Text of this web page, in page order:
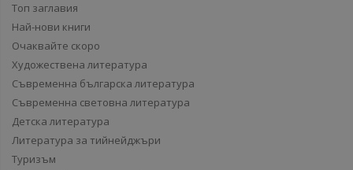
Топ заглавия
Най-нови книги
Очаквайте скоро
Художествена литература
Съвременна българска литература
Съвременна световна литература
Детска литература
Литература за тийнейджъри
Туризъм